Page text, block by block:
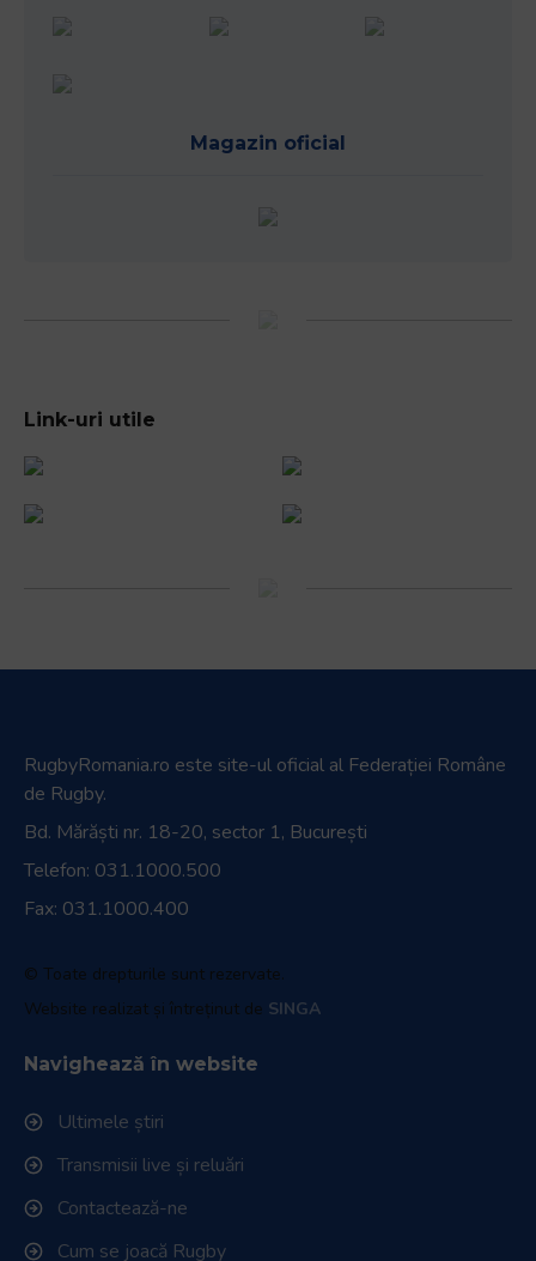
Magazin oficial
Link-uri utile
RugbyRomania.ro este site-ul oficial al Federației Române
de Rugby.
Bd. Mărăști nr. 18-20, sector 1, București
Telefon: 031.1000.500
Fax: 031.1000.400
© Toate drepturile sunt rezervate.
Website realizat și întreținut de SINGA
Navighează în website
Ultimele știri
Transmisii live și reluări
Contactează-ne
Cum se joacă Rugby